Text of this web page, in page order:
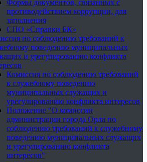
Формы документов, связанных с
противодействием коррупции, для
заполнения
СПО «Справки БК»
по соблюдению требований к
поведению муниципальных
и урегулированию конфликта
Комиссия по соблюдению требований
к служебному поведению
муниципальных служащих и
урегулированию конфликта интересов
Положение "О комиссии
администрации города Орла по
соблюдению требований к служебному
поведению муниципальных служащих
и урегулированию конфликта
интересов"